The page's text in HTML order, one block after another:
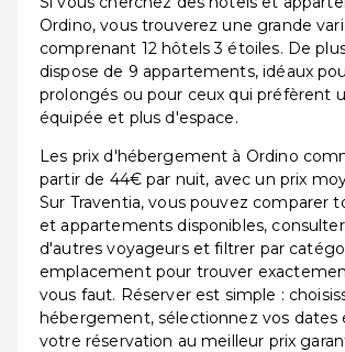
Ordino, vous trouverez une grande
comprenant 12 hôtels 3 étoiles. De
dispose de 9 appartements, idéaux
prolongés ou pour ceux qui préfèrent
équipée et plus d'espace.
Les prix d'hébergement à Ordino
partir de 44€ par nuit, avec un prix
Sur Traventia, vous pouvez comparer
et appartements disponibles,
d'autres voyageurs et filtrer par
emplacement pour trouver
vous faut. Réserver est simple :
hébergement, sélectionnez vos dates
votre réservation au meilleur prix